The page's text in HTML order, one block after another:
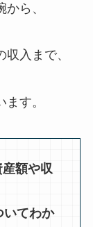
ら、
入まで、
す。
額や収
いてわか